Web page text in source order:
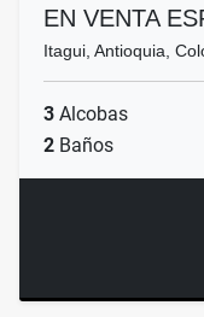
EN VENTA
Itagui, Antioquia,
3 Alcobas
2 Baños